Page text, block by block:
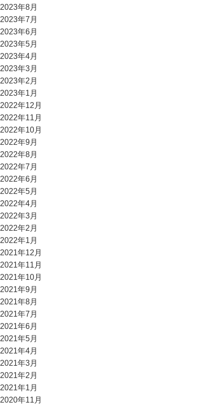
2023年8月
2023年7月
2023年6月
2023年5月
2023年4月
2023年3月
2023年2月
2023年1月
2022年12月
2022年11月
2022年10月
2022年9月
2022年8月
2022年7月
2022年6月
2022年5月
2022年4月
2022年3月
2022年2月
2022年1月
2021年12月
2021年11月
2021年10月
2021年9月
2021年8月
2021年7月
2021年6月
2021年5月
2021年4月
2021年3月
2021年2月
2021年1月
2020年11月